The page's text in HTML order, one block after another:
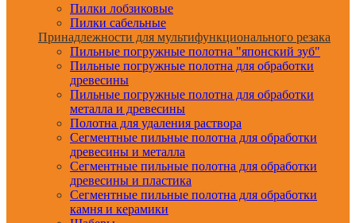
Пилки лобзиковые
Пилки сабельные
Принадлежности для мультифункционального резака
Пильные погружные полотна "японский зуб"
Пильные погружные полотна для обработки
древесины
Пильные погружные полотна для обработки
металла и древесины
Полотна для удаления раствора
Сегментные пильные полотна для обработки
древесины и металла
Сегментные пильные полотна для обработки
древесины и пластика
Сегментные пильные полотна для обработки
камня и керамики